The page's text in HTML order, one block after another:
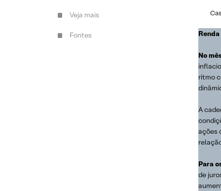
Veja mais
Fontes
No
ritmo
A
ações
Para
de